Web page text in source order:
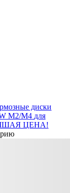
диски
M2/M4 для
ЦЕНА!